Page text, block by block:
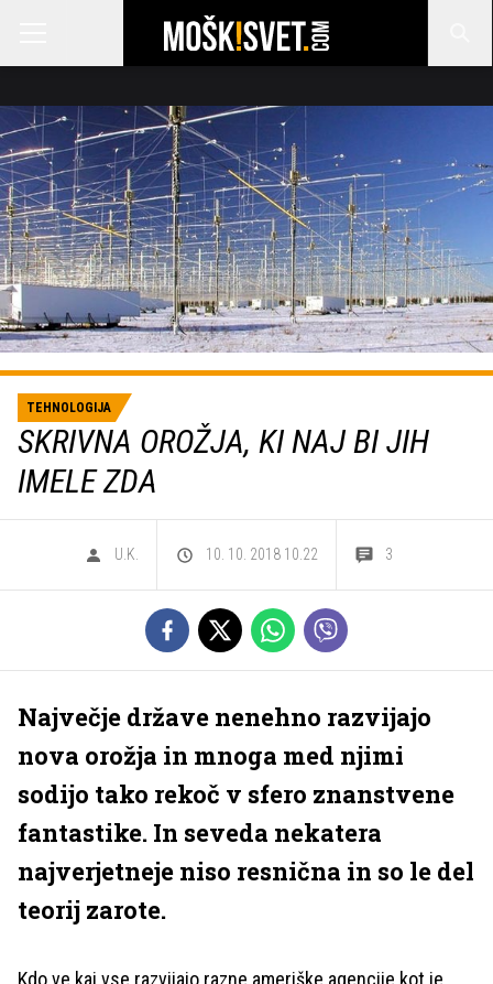
TEHNOLOGIJA
SKRIVNA OROŽJA, KI NAJ BI JIH
IMELE ZDA
U.K. 10. 10. 2018 10.22 3
Največje države nenehno razvijajo
nova orožja in mnoga med njimi
sodijo tako rekoč v sfero znanstvene
fantastike. In seveda nekatera
najverjetneje niso resnična in so le del
teorij zarote.
Kdo ve kaj vse razvijajo razne ameriške agencije kot je